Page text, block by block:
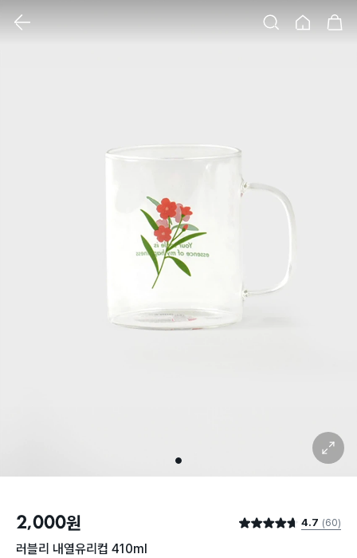
1
확대 보기
2,000원 별점 4.7점 4.7 (60)
러블리 내열유리컵 410ml